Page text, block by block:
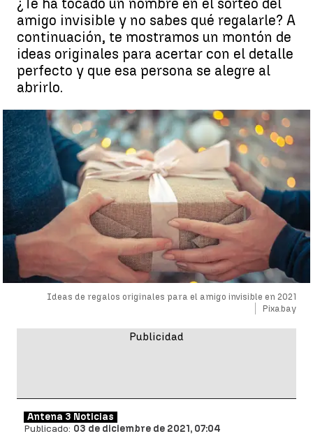
¿Te ha tocado un nombre en el sorteo del
amigo invisible y no sabes qué regalarle? A
continuación, te mostramos un montón de
ideas originales para acertar con el detalle
perfecto y que esa persona se alegre al
abrirlo.
Ideas de regalos originales para el amigo invisible en 2021
Pixabay
Antena 3 Noticias
Publicado: 03 de diciembre de 2021, 07:04